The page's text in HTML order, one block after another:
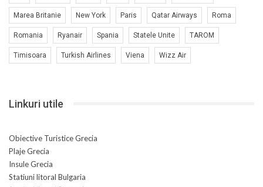
Marea Britanie New York Paris Qatar Airways Roma
Romania Ryanair Spania Statele Unite TAROM
Timisoara Turkish Airlines Viena Wizz Air
Linkuri utile
Obiective Turistice Grecia
Plaje Grecia
Insule Grecia
Statiuni litoral Bulgaria